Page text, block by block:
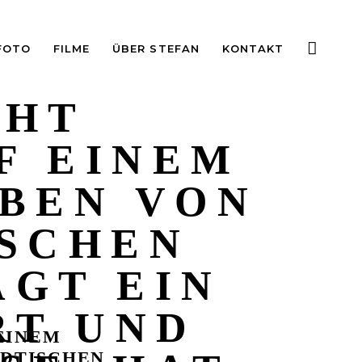
FILME ÜBER STEFAN KONTAKT
EINEM
VON
EIN
UND